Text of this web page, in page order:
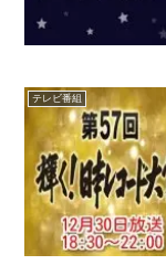
テレビ番組